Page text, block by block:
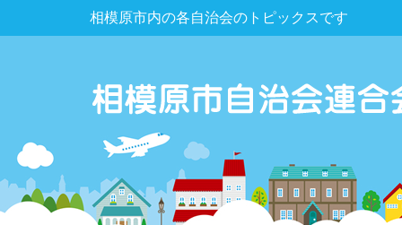
相模原市内の各自治会のトピックスです